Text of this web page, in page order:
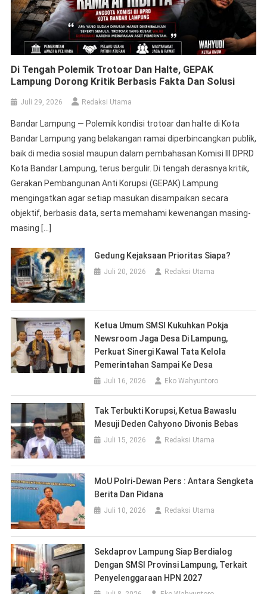
Juli 29, 2026 Redaksi Utama
Bandar Lampung — Polemik kondisi trotoar dan halte di Kota
Bandar Lampung yang belakangan ramai diperbincangkan publik,
baik di media sosial maupun dalam pembahasan Komisi III DPRD
Kota Bandar Lampung, terus bergulir. Di tengah derasnya kritik,
Gerakan Pembangunan Anti Korupsi (GEPAK) Lampung
objektif, berbasis data, serta memahami kewenangan masing-
masing […]
Gedung Kejaksaan Prioritas Siapa?
Juli 20, 2026 Redaksi Utama
Newsroom Jaga Desa Di Lampung,
Pemerintahan Sampai Ke Desa
Tak Terbukti Korupsi, Ketua Bawaslu
Mesuji Deden Cahyono Divonis Bebas
Juli 15, 2026 Redaksi Utama
MoU Polri-Dewan Pers : Antara Sengketa
Berita Dan Pidana
Juli 10, 2026 Redaksi Utama
Sekdaprov Lampung Siap Berdialog
Dengan SMSI Provinsi Lampung, Terkait
Penyelenggaraan HPN 2027
Juli 8, 2026 Eko Wahyuntoro
UPDATE BERITA
Dua Ikon Lamtim Dilirik SMSI Lampung Untuk Ekspedisi
Budaya HPN 2027